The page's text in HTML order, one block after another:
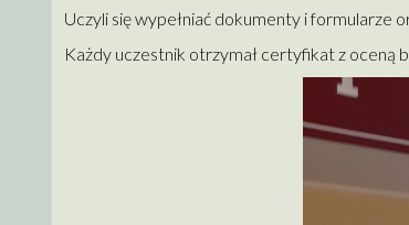
Uczyli się wypełniać dokumenty i formularze
Każdy uczestnik otrzymał certyfikat z oceną